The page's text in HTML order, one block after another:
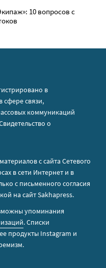
10 вопросов с
в
сфере связи,
коммуникаций
о
с сайта Сетевого
в сети Интернет и в
с письменного согласия
на сайт Sakhapress.
упоминания
. Списки
продукты Instagram и